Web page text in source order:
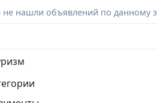
нашли объявлений по данному